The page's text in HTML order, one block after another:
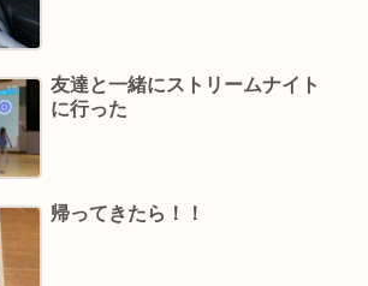
友達と一緒にストリームナイト
に行った
帰ってきたら！！